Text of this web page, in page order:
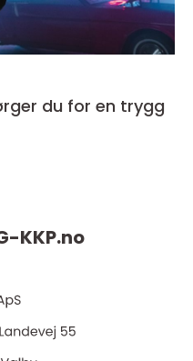
du for en trygg
KKP.no